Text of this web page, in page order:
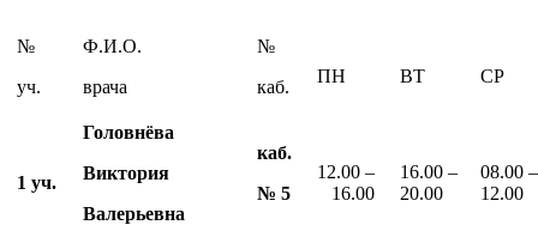
№
уч.
Ф.И.О.
врача
№
каб.
ПН ВТ СР
1 уч.
Головнёва
Виктория
Валерьевна
каб.
№ 5
12.00 –
16.00
16.00 –
20.00
08.00 –
12.00